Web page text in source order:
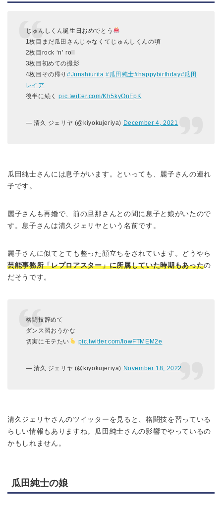
じゅんしくん誕生日おめでとう
1枚目まだ瓜田さんじゃなくてじゅんしくんの頃
2枚目rock ‘n’ roll
3枚目初めての撮影
4枚目その帰り#Junshiurita #瓜田純士#happybirthday#瓜田
レイア
後半に続くpic.twitter.com/Kh5kyOnFpK
— 清久 ジェリヤ (@kiyokujeriya) December 4, 2021
瓜田純士さんには息子がいます。といっても、麗子さんの連れ
子です。
麗子さんも再婚で、前の旦那さんとの間に息子と娘がいたので
す。息子さんは清久ジェリヤという名前です。
麗子さんに似てとても整った顔立ちをされています。どうやら
芸能事務所「レプロアスター」に所属していた時期もあったの
だそうです。
格闘技辞めて
ダンス習おうかな
切実にモテたい
pic.twitter.com/IowFTMEM2e
— 清久 ジェリヤ (@kiyokujeriya) November 18, 2022
清久ジェリヤさんのツイッターを見ると、格闘技を習っている
らしい情報もありますね。瓜田純士さんの影響でやっているの
かもしれません。
瓜田純士の娘